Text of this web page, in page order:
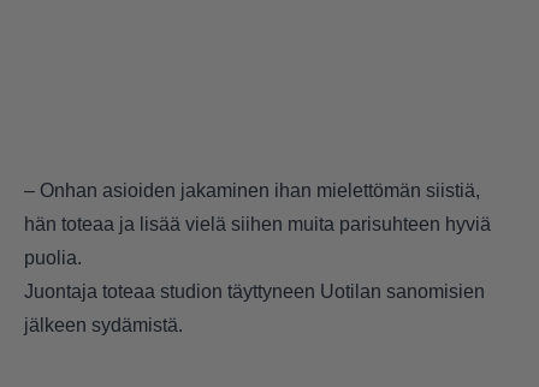
– Onhan asioiden jakaminen ihan mielettömän siistiä,
hän toteaa ja lisää vielä siihen muita parisuhteen hyviä
puolia.
Juontaja toteaa studion täyttyneen Uotilan sanomisien
jälkeen sydämistä.